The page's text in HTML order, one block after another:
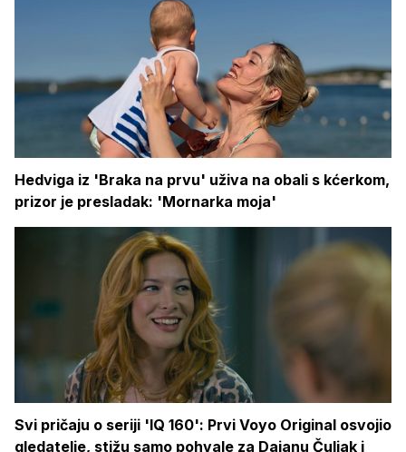
Hedviga iz 'Braka na prvu' uživa na obali s kćerkom,
prizor je presladak: 'Mornarka moja'
Svi pričaju o seriji 'IQ 160': Prvi Voyo Original osvojio
gledatelje, stižu samo pohvale za Dajanu Čuljak i